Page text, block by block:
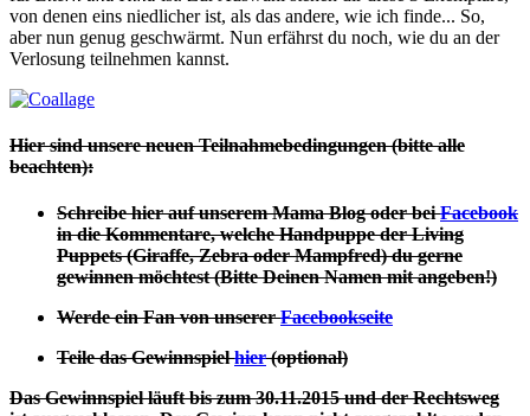
von denen eins niedlicher ist, als das andere, wie ich finde... So,
aber nun genug geschwärmt. Nun erfährst du noch, wie du an der
Verlosung teilnehmen kannst.
Hier sind unsere neuen Teilnahmebedingungen (bitte alle
beachten):
Schreibe hier auf unserem Mama Blog oder beiFacebook
in die Kommentare, welche Handpuppe der Living
Puppets (Giraffe, Zebra oder Mampfred) du gerne
gewinnen möchtest (Bitte Deinen Namen mit angeben!)
Werde ein Fan von unsererFacebookseite
Teile das Gewinnspielhier(optional)
Das Gewinnspiel läuft bis zum 30.11.2015 und der Rechtsweg